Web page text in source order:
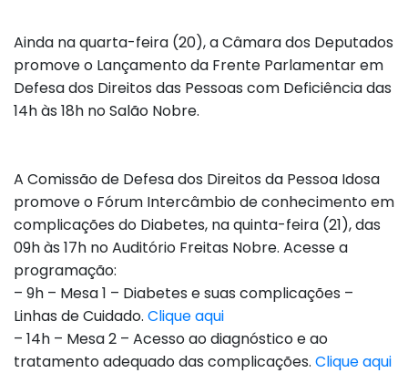
Ainda na quarta-feira (20), a Câmara dos Deputados
promove o Lançamento da Frente Parlamentar em
Defesa dos Direitos das Pessoas com Deficiência das
14h às 18h no Salão Nobre.
A Comissão de Defesa dos Direitos da Pessoa Idosa
promove o Fórum Intercâmbio de conhecimento em
complicações do Diabetes, na quinta-feira (21), das
09h às 17h no Auditório Freitas Nobre. Acesse a
programação:
– 9h – Mesa 1 – Diabetes e suas complicações –
Linhas de Cuidado. Clique aqui
– 14h – Mesa 2 – Acesso ao diagnóstico e ao
tratamento adequado das complicações. Clique aqui